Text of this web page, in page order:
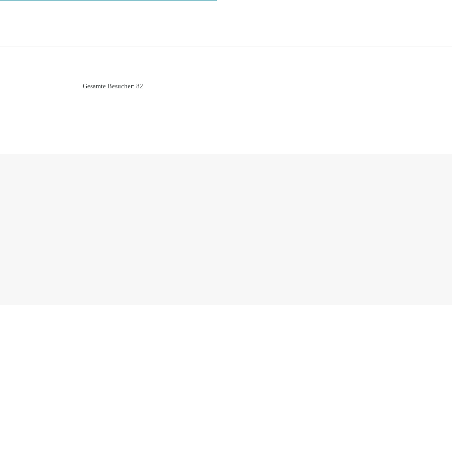
Gesamte Besucher: 82